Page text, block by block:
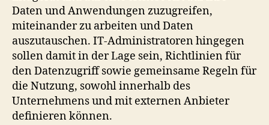
Daten und Anwendungen zuzugreifen,
miteinander zu arbeiten und Daten
auszutauschen. IT-Administratoren hingegen
sollen damit in der Lage sein, Richtlinien für
den Datenzugriff sowie gemeinsame Regeln für
die Nutzung, sowohl innerhalb des
Unternehmens und mit externen Anbieter
definieren können.